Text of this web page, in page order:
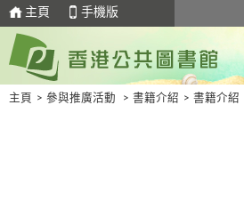
主頁 手機版
主頁 > 參與推廣活動 > 書籍介紹 > 書籍介紹